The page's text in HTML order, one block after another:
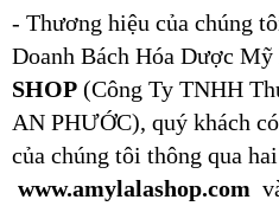
- Thương hiệu của chúng
Doanh Bách Hóa Dược Mỹ
SHOP (Công Ty TNHH
AN PHƯỚC), quý khách
của chúng tôi thông qua
www.amylalashop.com